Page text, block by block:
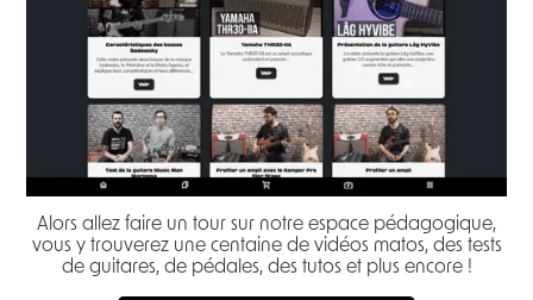
Alors allez faire un tour sur notre espace pédagogique,
vous y trouverez une centaine de vidéos matos, des tests
de guitares, de pédales, des tutos et plus encore !